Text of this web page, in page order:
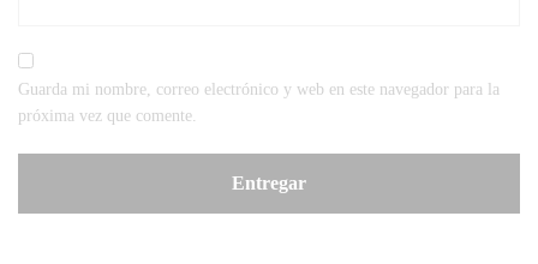
Guarda mi nombre, correo electrónico y web en este navegador para la
próxima vez que comente.